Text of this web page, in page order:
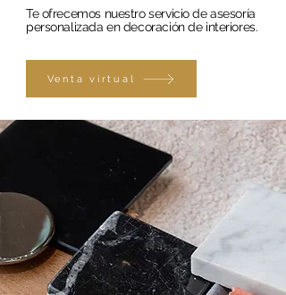
Te ofrecemos nuestro servicio de asesoría
personalizada en decoración de interiores.
Venta virtual